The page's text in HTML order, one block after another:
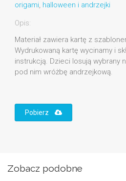
origami, halloween i andrzejki
Opis:
Materiał zawiera kartę z
Wydrukowaną kartę wycinamy i
instrukcją. Dzieci losują wybrany
pod nim wróżbę andrzejkową.
Pobierz
Zobacz podobne